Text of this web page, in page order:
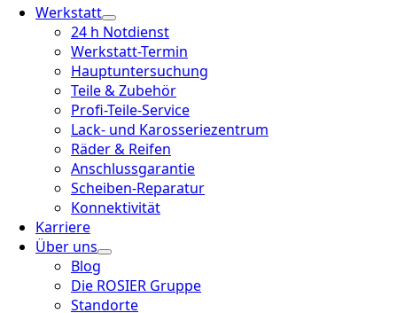
Werkstatt
24 h Notdienst
Werkstatt-Termin
Hauptuntersuchung
Teile & Zubehör
Profi-Teile-Service
Lack- und Karosseriezentrum
Räder & Reifen
Anschlussgarantie
Scheiben-Reparatur
Konnektivität
Karriere
Über uns
Blog
Die ROSIER Gruppe
Standorte